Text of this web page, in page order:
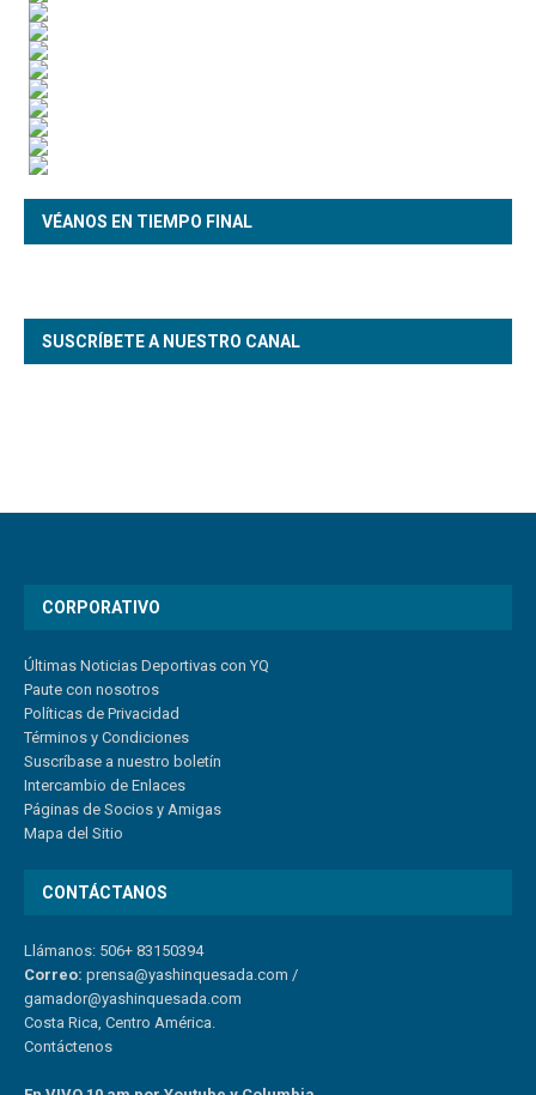
VÉANOS EN TIEMPO FINAL
SUSCRÍBETE A NUESTRO CANAL
CORPORATIVO
Últimas Noticias Deportivas con YQ
Paute con nosotros
Políticas de Privacidad
Términos y Condiciones
Suscríbase a nuestro boletín
Intercambio de Enlaces
Páginas de Socios y Amigas
Mapa del Sitio
CONTÁCTANOS
Llámanos: 506+ 83150394
Correo: prensa@yashinquesada.com /
gamador@yashinquesada.com
Costa Rica, Centro América.
Contáctenos